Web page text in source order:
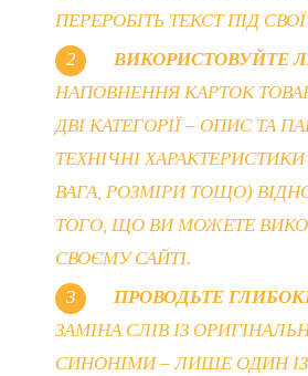
ПЕРЕРОБІТЬ ТЕКСТ ПІД
ВИКОРИСТОВУЙТЕ
НАПОВНЕННЯ КАРТОК
ДВІ КАТЕГОРІЇ – ОПИС ТА
ТЕХНІЧНІ
ВАГА, РОЗМІРИ ТОЩО)
ТОГО, ЩО ВИ МОЖЕТЕ
СВОЄМУ САЙТІ.
ПРОВОДЬТЕ
ЗАМІНА СЛІВ ІЗ
СИНОНІМИ – ЛИШЕ ОДИН